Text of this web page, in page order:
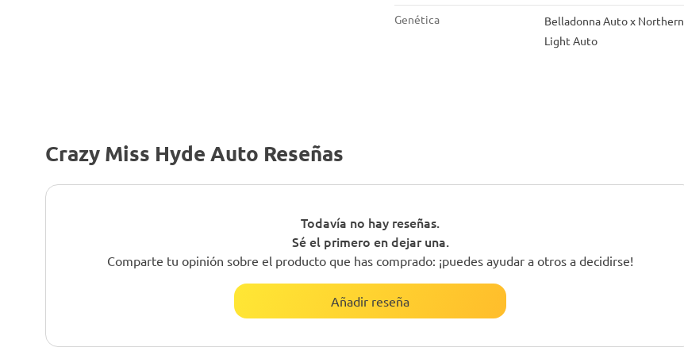
Genética
Belladonna Auto x Northern
Light Auto
Crazy Miss Hyde Auto Reseñas
Todavía no hay reseñas.
Sé el primero en dejar una.
Comparte tu opinión sobre el producto que has comprado: ¡puedes ayudar a otros a decidirse!
Añadir reseña